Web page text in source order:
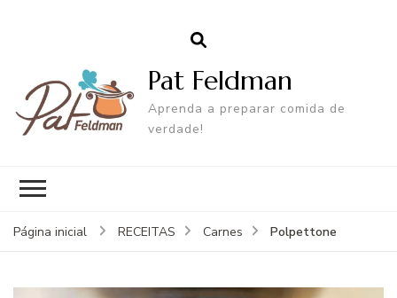
Pat Feldman
Aprenda a preparar comida de
verdade!
Página inicial RECEITAS Carnes Polpettone